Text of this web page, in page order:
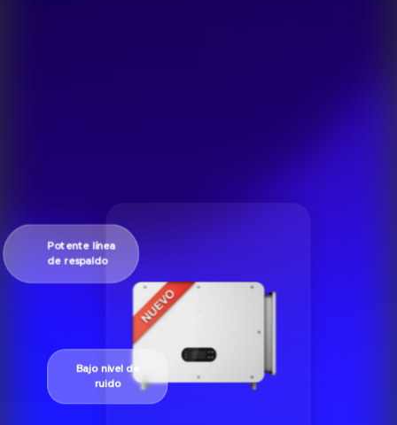
Potente línea
de respaldo
Bajo nivel de
ruido